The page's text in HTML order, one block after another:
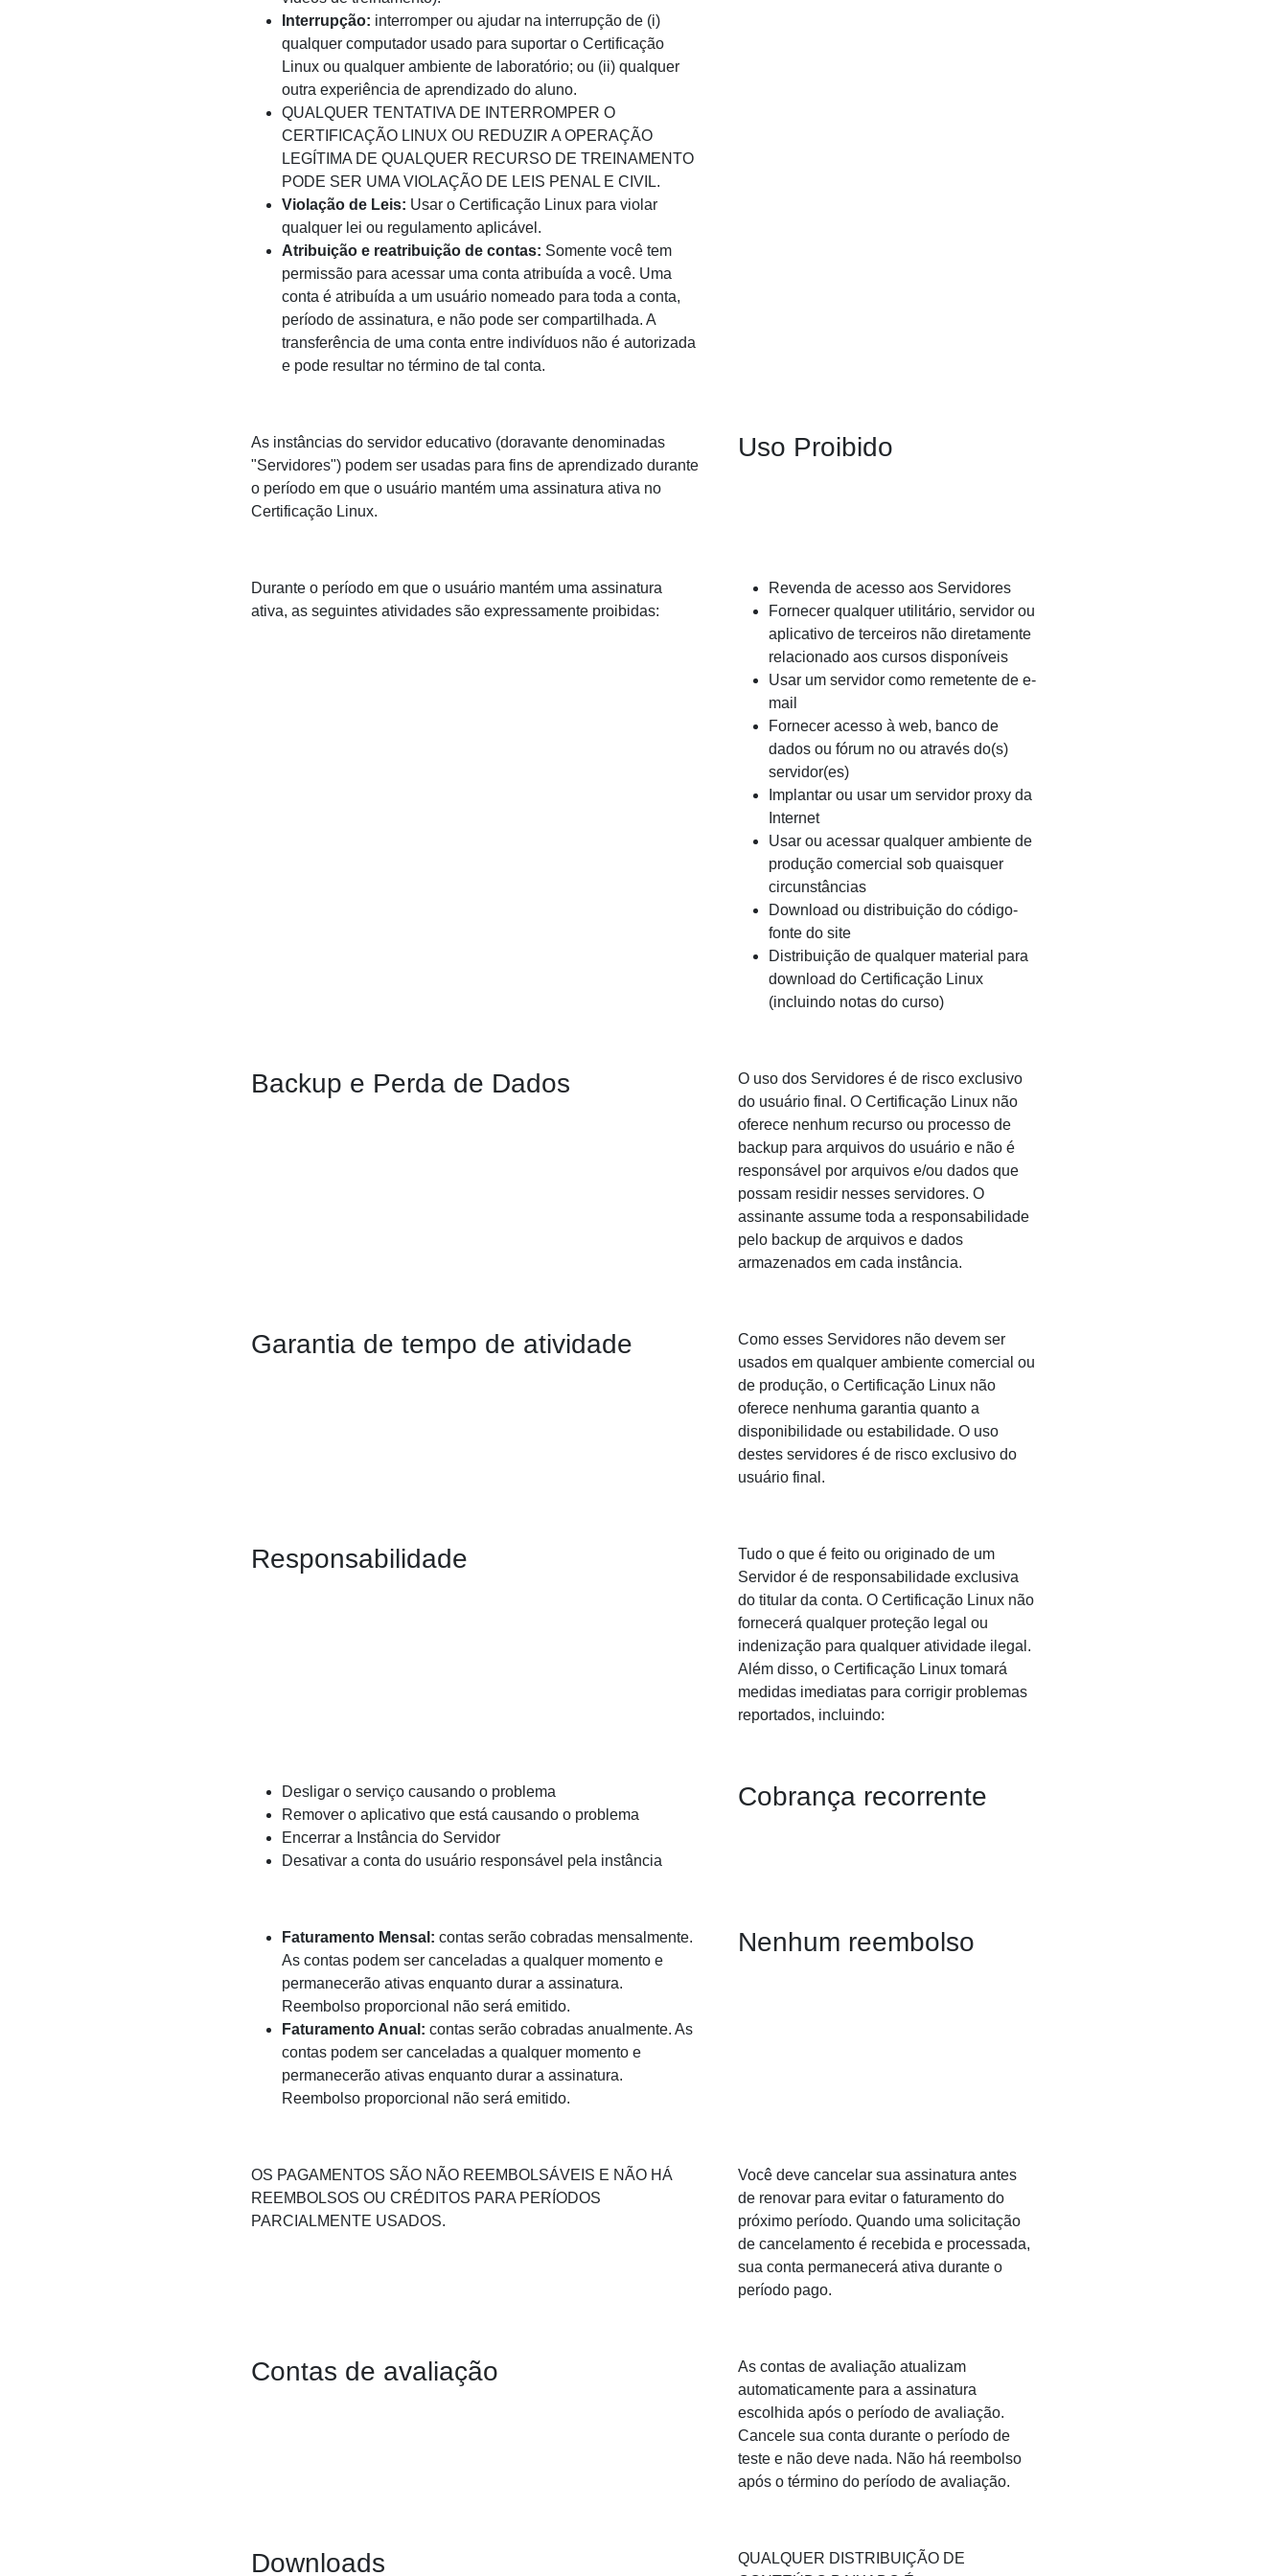
Interrupção: interromper ou ajudar na interrupção de (i)
qualquer computador usado para suportar o Certificação
Linux ou qualquer ambiente de laboratório; ou (ii) qualquer
outra experiência de aprendizado do aluno.
QUALQUER TENTATIVA DE INTERROMPER O
CERTIFICAÇÃO LINUX OU REDUZIR A OPERAÇÃO
LEGÍTIMA DE QUALQUER RECURSO DE TREINAMENTO
PODE SER UMA VIOLAÇÃO DE LEIS PENAL E CIVIL.
Violação de Leis: Usar o Certificação Linux para violar
qualquer lei ou regulamento aplicável.
Atribuição e reatribuição de contas: Somente você tem
permissão para acessar uma conta atribuída a você. Uma
conta é atribuída a um usuário nomeado para toda a conta,
período de assinatura, e não pode ser compartilhada. A
transferência de uma conta entre indivíduos não é autorizada
e pode resultar no término de tal conta.
As instâncias do servidor educativo (doravante denominadas
"Servidores") podem ser usadas para fins de aprendizado durante
o período em que o usuário mantém uma assinatura ativa no
Certificação Linux.
Uso Proibido
Durante o período em que o usuário mantém uma assinatura
ativa, as seguintes atividades são expressamente proibidas:
Revenda de acesso aos Servidores
Fornecer qualquer utilitário, servidor ou
aplicativo de terceiros não diretamente
relacionado aos cursos disponíveis
Usar um servidor como remetente de e-
mail
Fornecer acesso à web, banco de
dados ou fórum no ou através do(s)
servidor(es)
Implantar ou usar um servidor proxy da
Internet
Usar ou acessar qualquer ambiente de
produção comercial sob quaisquer
circunstâncias
Download ou distribuição do código-
fonte do site
Distribuição de qualquer material para
download do Certificação Linux
(incluindo notas do curso)
Backup e Perda de Dados
O uso dos Servidores é de risco exclusivo
do usuário final. O Certificação Linux não
oferece nenhum recurso ou processo de
backup para arquivos do usuário e não é
responsável por arquivos e/ou dados que
possam residir nesses servidores. O
assinante assume toda a responsabilidade
pelo backup de arquivos e dados
armazenados em cada instância.
Garantia de tempo de atividade
Como esses Servidores não devem ser
usados em qualquer ambiente comercial ou
de produção, o Certificação Linux não
oferece nenhuma garantia quanto a
disponibilidade ou estabilidade. O uso
destes servidores é de risco exclusivo do
usuário final.
Responsabilidade
Tudo o que é feito ou originado de um
Servidor é de responsabilidade exclusiva
do titular da conta. O Certificação Linux não
fornecerá qualquer proteção legal ou
indenização para qualquer atividade ilegal.
Além disso, o Certificação Linux tomará
medidas imediatas para corrigir problemas
reportados, incluindo:
Desligar o serviço causando o problema
Remover o aplicativo que está causando o problema
Encerrar a Instância do Servidor
Desativar a conta do usuário responsável pela instância
Cobrança recorrente
Faturamento Mensal: contas serão cobradas mensalmente.
As contas podem ser canceladas a qualquer momento e
permanecerão ativas enquanto durar a assinatura.
Reembolso proporcional não será emitido.
Faturamento Anual: contas serão cobradas anualmente. As
contas podem ser canceladas a qualquer momento e
permanecerão ativas enquanto durar a assinatura.
Reembolso proporcional não será emitido.
Nenhum reembolso
OS PAGAMENTOS SÃO NÃO REEMBOLSÁVEIS E NÃO HÁ
REEMBOLSOS OU CRÉDITOS PARA PERÍODOS
PARCIALMENTE USADOS.
Você deve cancelar sua assinatura antes
de renovar para evitar o faturamento do
próximo período. Quando uma solicitação
de cancelamento é recebida e processada,
sua conta permanecerá ativa durante o
período pago.
Contas de avaliação
As contas de avaliação atualizam
automaticamente para a assinatura
escolhida após o período de avaliação.
Cancele sua conta durante o período de
teste e não deve nada. Não há reembolso
após o término do período de avaliação.
Downloads
QUALQUER DISTRIBUIÇÃO DE